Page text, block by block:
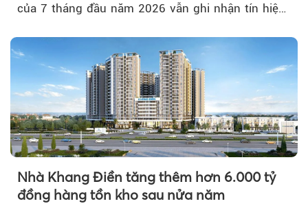
của 7 tháng đầu năm 2026 vẫn ghi nhận tín hiệu
Nhà Khang Điền tăng thêm hơn 6.000 tỷ
đồng hàng tồn kho sau nửa năm